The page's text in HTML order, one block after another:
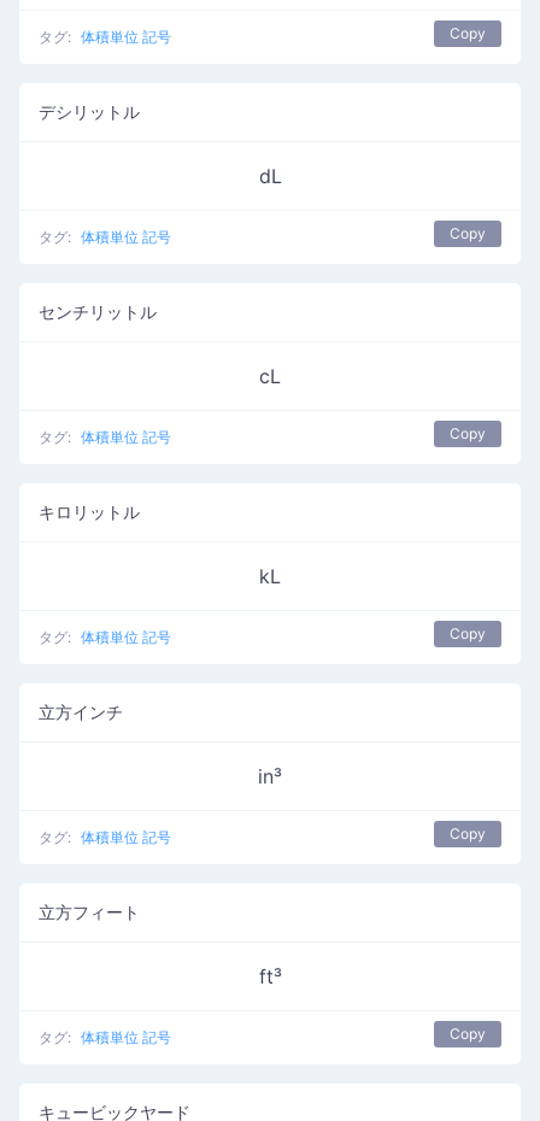
タグ: 体積単位 記号 Copy
デシリットル
dL
タグ: 体積単位 記号 Copy
センチリットル
cL
タグ: 体積単位 記号 Copy
キロリットル
kL
タグ: 体積単位 記号 Copy
立方インチ
in³
タグ: 体積単位 記号 Copy
立方フィート
ft³
タグ: 体積単位 記号 Copy
キュービックヤード